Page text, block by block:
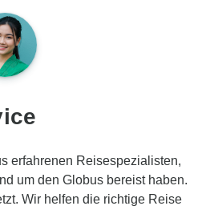
erfahrenen Reisespezialisten,
um den Globus bereist haben.
Wir helfen die richtige Reise